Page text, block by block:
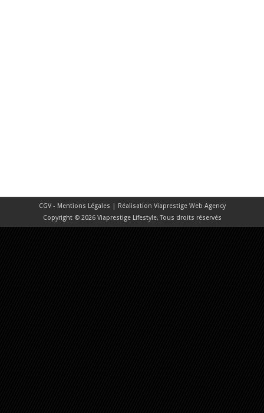
CGV - Mentions Légales | Réalisation Viaprestige Web Agency
Copyright © 2026 Viaprestige Lifestyle, Tous droits réservés